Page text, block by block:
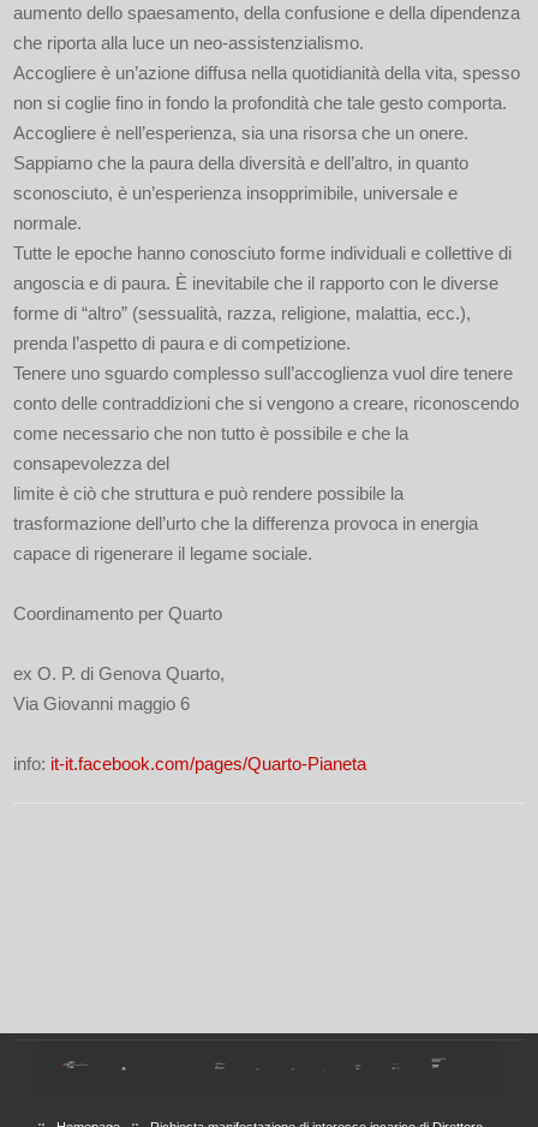
aumento dello spaesamento, della confusione e della dipendenza
che riporta alla luce un neo-assistenzialismo.
Accogliere è un’azione diffusa nella quotidianità della vita, spesso
non si coglie fino in fondo la profondità che tale gesto comporta.
Accogliere è nell’esperienza, sia una risorsa che un onere.
Sappiamo che la paura della diversità e dell’altro, in quanto
sconosciuto, è un’esperienza insopprimibile, universale e
normale.
Tutte le epoche hanno conosciuto forme individuali e collettive di
angoscia e di paura. È inevitabile che il rapporto con le diverse
forme di “altro” (sessualità, razza, religione, malattia, ecc.),
prenda l’aspetto di paura e di competizione.
Tenere uno sguardo complesso sull’accoglienza vuol dire tenere
conto delle contraddizioni che si vengono a creare, riconoscendo
come necessario che non tutto è possibile e che la
consapevolezza del
limite è ciò che struttura e può rendere possibile la
trasformazione dell’urto che la differenza provoca in energia
capace di rigenerare il legame sociale.
Coordinamento per Quarto
ex O. P. di Genova Quarto,
Via Giovanni maggio 6
info: it-it.facebook.com/pages/Quarto-Pianeta